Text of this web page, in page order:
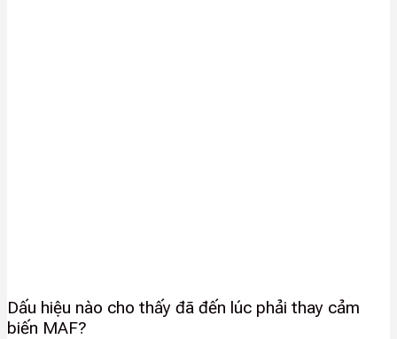
Dấu hiệu nào cho thấy đã đến lúc phải thay cảm
biến MAF?